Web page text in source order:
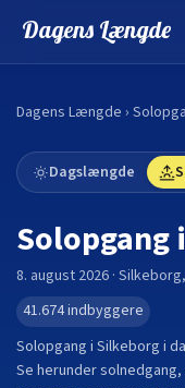
Dagens Længde
Dagens Længde ›
Dagslængde
Solopgang i
8. august 2026 · Silkeborg,
41.674indbyggere
Solopgang i Silkeborg i
Se herunder